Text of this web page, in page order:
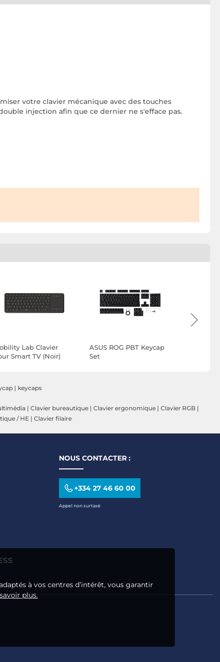
votre clavier mécanique avec des touches
injection afin que ce dernier ne s'efface pas.
Lab Clavier
Smart TV (Noir)
ASUS ROG PBT Keycap
Set
| keycaps
| Clavier bureautique | Clavier ergonomique | Clavier RGB |
/ HE | Clavier filaire
NOUS CONTACTER :
+334 27 46 60 00
Appel non surtaxé
à vos centres d’intérêt, vous garantir
plus.